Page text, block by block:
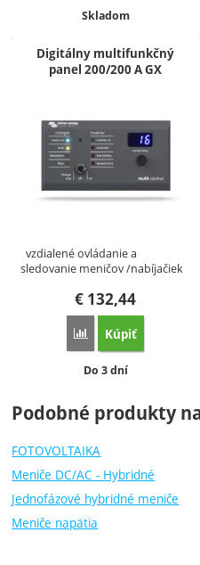
Dostupnosť:
Skladom
Digitálny multifunkčný
panel 200/200 A GX
vzdialené ovládanie a
sledovanie meničov /nabíjačiek
€ 132,44
Porovnať
Kúpiť
Dostupnosť:
Do 3 dní
Podobné produkty
FOTOVOLTAIKA
Meniče DC/AC - Hybridné
Jednofázové hybridné meniče
Meniče napätia